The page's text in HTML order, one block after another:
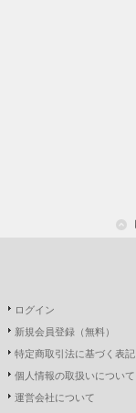
ログイン
新規会員登録（無料）
特定商取引法に基づく表記
個人情報の取扱いについて
運営会社について